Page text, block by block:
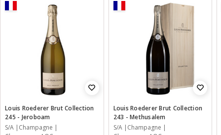
Louis Roederer Brut Collection
245 - Jeroboam
S/A
Champagne
Louis Roederer Brut Collection
243 - Methusalem
S/A
Champagne